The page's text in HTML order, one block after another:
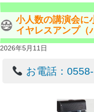
小人数の講演会
イヤレスアンプ（
2026年5月11日
お電話：